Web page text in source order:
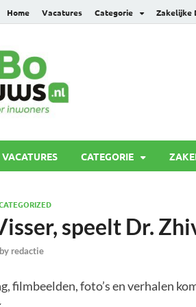
Home Vacatures Categorie Zakelijke
VACATURES CATEGORIE
speelt Dr.
by redactie
filmbeelden, foto’s en verhalen